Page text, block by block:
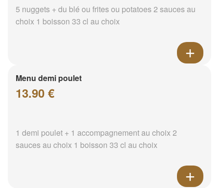
5 nuggets + du blé ou frites ou potatoes 2 sauces au
choix 1 boisson 33 cl au choix
Menu demi poulet
13.90 €
1 demi poulet + 1 accompagnement au choix 2
sauces au choix 1 boisson 33 cl au choix